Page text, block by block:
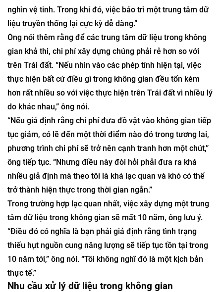
nghìn vệ tinh. Trong khi đó, việc bảo trì một trung tâm dữ
liệu truyền thống lại cực kỳ dễ dàng.”
Ông nói thêm rằng để các trung tâm dữ liệu trong không
gian khả thi, chi phí xây dựng chúng phải rẻ hơn so với
trên Trái đất. “Nếu nhìn vào các phép tính hiện tại, việc
thực hiện bất cứ điều gì trong không gian đều tốn kém
hơn rất nhiều so với việc thực hiện trên Trái đất vì nhiều lý
do khác nhau,” ông nói.
“Nếu giả định rằng chi phí đưa đồ vật vào không gian tiếp
tục giảm, có lẽ đến một thời điểm nào đó trong tương lai,
phương trình chi phí sẽ trở nên cạnh tranh hơn một chút,”
ông tiếp tục. “Nhưng điều này đòi hỏi phải đưa ra khá
nhiều giả định mà theo tôi là khá lạc quan và khó có thể
trở thành hiện thực trong thời gian ngắn.”
Trong trường hợp lạc quan nhất, việc xây dựng một trung
tâm dữ liệu trong không gian sẽ mất 10 năm, ông lưu ý.
“Điều đó có nghĩa là bạn phải giả định rằng tình trạng
thiếu hụt nguồn cung năng lượng sẽ tiếp tục tồn tại trong
10 năm tới,” ông nói. “Tôi không nghĩ đó là một kịch bản
thực tế.”
Nhu cầu xử lý dữ liệu trong không gian